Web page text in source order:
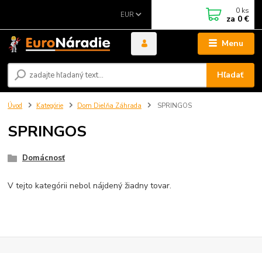
Menu
EUR
Hľadať
0 ks
za 0 €
Úvod Kategórie Dom Dielňa Záhrada SPRINGOS
SPRINGOS
Domácnosť
V tejto kategórii nebol nájdený žiadny tovar.